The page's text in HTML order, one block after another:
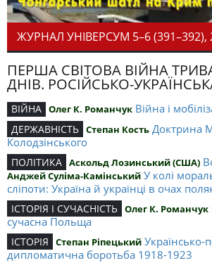
ЖУРНАЛ УНІВЕРСУМ 5–6 (391–392),
ПЕРША СВІТОВА ВІЙНА
ДНІВ. РОСІЙСЬКО-
ВІЙНА Олег К. Романчук Війна і
ДЕРЖАВНІСТЬ Степан Кость Доктрина
Колодзінського
ПОЛІТИКА Аскольд Лозинський (США)
Анджей Суліма-Камінський У колі
сліпоти: Україна й українці в очах
ІСТОРІЯ І СУЧАСНІСТЬ Олег К. Романчук
сучасна Польща
ІСТОРІЯ Степан Ріпецький Українсько-
дипломатична боротьба 1918-1923